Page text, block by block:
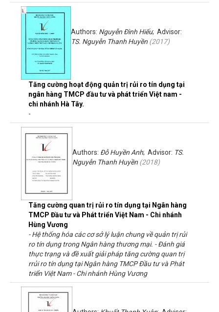
Tăng cường hoạt động quản trị rủi ro tín dụng tại
ngân hàng TMCP đầu tư và phát triển Việt nam -
chi nhánh Hà Tây.
Authors: Nguyễn Đình Hiếu; Advisor:
TS. Nguyễn Thanh Huyền (2017)
-
Tăng cường quan trị rủi ro tín dụng tại Ngân hàng
TMCP Đầu tư và Phát triển Việt Nam - Chi nhánh
Hùng Vương
Authors: Đỗ Huyền Anh; Advisor: TS.
Nguyễn Thanh Huyền (2018)
- Hệ thống hóa các cơ sở lý luận chung về quản trị rủi
ro tín dụng trong Ngân hàng thương mại. - Đánh giá
thực trạng và đề xuất giải pháp tăng cường quan trị
rrủi ro tín dụng tại Ngân hàng TMCP Đầu tư và Phát
triển Việt Nam - Chi nhánh Hùng Vương